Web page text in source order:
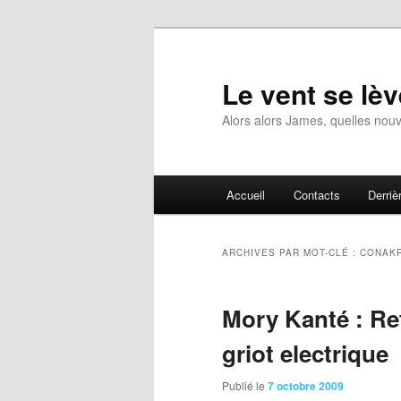
Le vent se
Alors alors James, quelles
Accueil Contacts
ARCHIVES PAR MOT-CLÉ :
Mory Kanté :
griot electrique
Publié le 7 octobre 2009